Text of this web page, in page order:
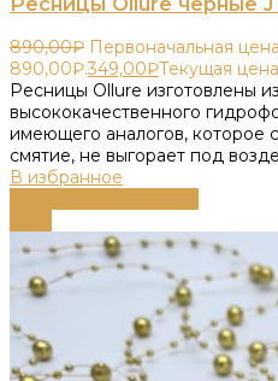
890,00₽ Первоначальная
890,00₽.349,00₽Текущая
Ресницы Ollure изготовлены
высококачественного
имеющего аналогов, которое
смятие, не выгорает под
В избранное